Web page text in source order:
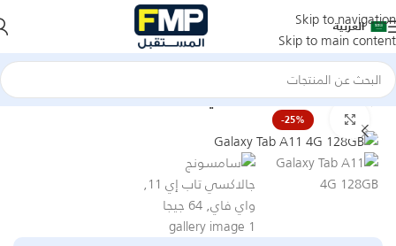
Skip to navigation
Skip to main content
العربية
الرئيسيةتابلتسلسلة جالاكسي تاب A
-25%
Click to enlarge